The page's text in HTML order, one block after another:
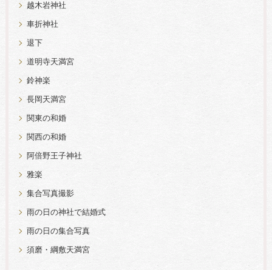
越木岩神社
車折神社
退下
道明寺天満宮
鈴神楽
長岡天満宮
関東の和婚
関西の和婚
阿倍野王子神社
雅楽
集合写真撮影
雨の日の神社で結婚式
雨の日の集合写真
須磨・綱敷天満宮